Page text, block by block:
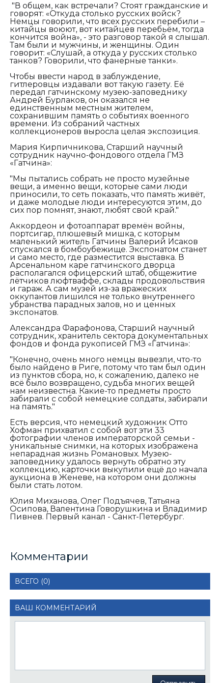
"В общем, как встречали? Стоят гражданские и
говорят: «Откуда столько русских войск?
Немцы говорили, что всех русских перебили –
китайцы воюют, вот китайцев перебьём, тогда
кончится война», - это разговор такой я слышал.
Там были и мужчины, и женщины. Один
говорит: «Слушай, а откуда у русских столько
танков? Говорили, что фанерные танки».
Чтобы ввести народ в заблуждение,
гитлеровцы издавали вот такую газету. Её
передал гатчинскому музею-заповеднику
Андрей Бурлаков, он оказался не
единственным местным жителем,
сохранившим память о событиях военного
времени. Из собраний частных
коллекционеров выросла целая экспозиция.
Мария Кирпичникова, Старший научный
сотрудник научно-фондового отдела ГМЗ
«Гатчина»:
"Мы пытались собрать не просто музейные
вещи, а именно вещи, которые сами люди
приносили, то сеть показать, что память живёт,
и даже молодые люди интересуются этим, до
сих пор помнят, знают, любят свой край."
Аккордеон и фотоаппарат времён войны,
портсигар, плюшевый мишка, с которым
маленький житель Гатчины Валерий Исаков
спускался в бомбоубежище. Экспонатом станет
и само место, где разместится выставка. В
Арсенальном каре гатчинского дворца
располагался офицерский штаб, общежитие
лётчиков люфтваффе, склады продовольствия
и гараж. А сам музей из-за вражеских
оккупантов лишился не только внутреннего
убранства парадных залов, но и ценных
экспонатов.
Александра Фарафонова, Старший научный
сотрудник, хранитель сектора документальных
фондов и фонда рукописей ГМЗ «Гатчина»:
"Конечно, очень много немцы вывезли, что-то
было найдено в Риге, потому что там был один
из пунктов сбора, но, к сожалению, далеко не
всё было возвращено, судьба многих вещей
нам неизвестна. Какие-то предметы просто
забирали с собой немецкие солдаты, забирали
на память."
Есть версия, что немецкий художник Отто
Хофман прихватил с собой вот эти 33
фотографии членов императорской семьи -
уникальные снимки, на которых изображена
непарадная жизнь Романовых. Музею-
заповеднику удалось вернуть обратно эту
коллекцию, карточки выкупили ещё до начала
аукциона в Женеве, на котором они должны
были стать лотом.
Юлия Миханова, Олег Подъячев, Татьяна
Осипова, Валентина Говорушкина и Владимир
Пивнев. Первый канал - Санкт-Петербург.
Комментарии
ВСЕГО (0)
ВАШ КОММЕНТАРИЙ